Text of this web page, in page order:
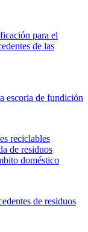
para el
de las
escoria de fundición
reciclables
de residuos
doméstico
de residuos